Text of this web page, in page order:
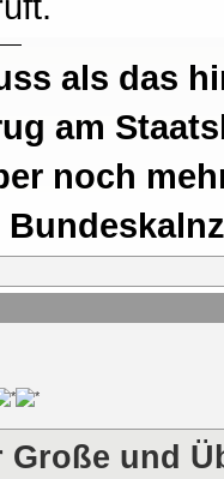
als das
am
noch
und